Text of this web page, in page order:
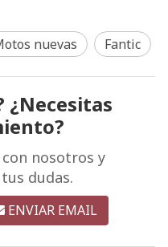
nuevas Fantic
¿Necesitas
nosotros y
dudas.
ENVIAR EMAIL